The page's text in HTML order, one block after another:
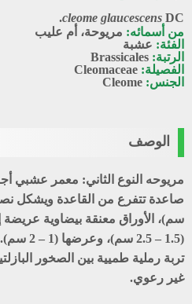
cleome glaucescens DC.
من أسمائه: مريوحة، أم عليب
الفئة: عشبة
الرتبة: Brassicales
الفصيلة: Cleomaceae
الجنس: Cleome
الوصف
مريوحه النوع الثاني: معمر عشبي
سم)، الأوراق معنقة بيضاوية عريضة
(1.5 –
تربة رملية طميية بين الصخور
غير رعوي.